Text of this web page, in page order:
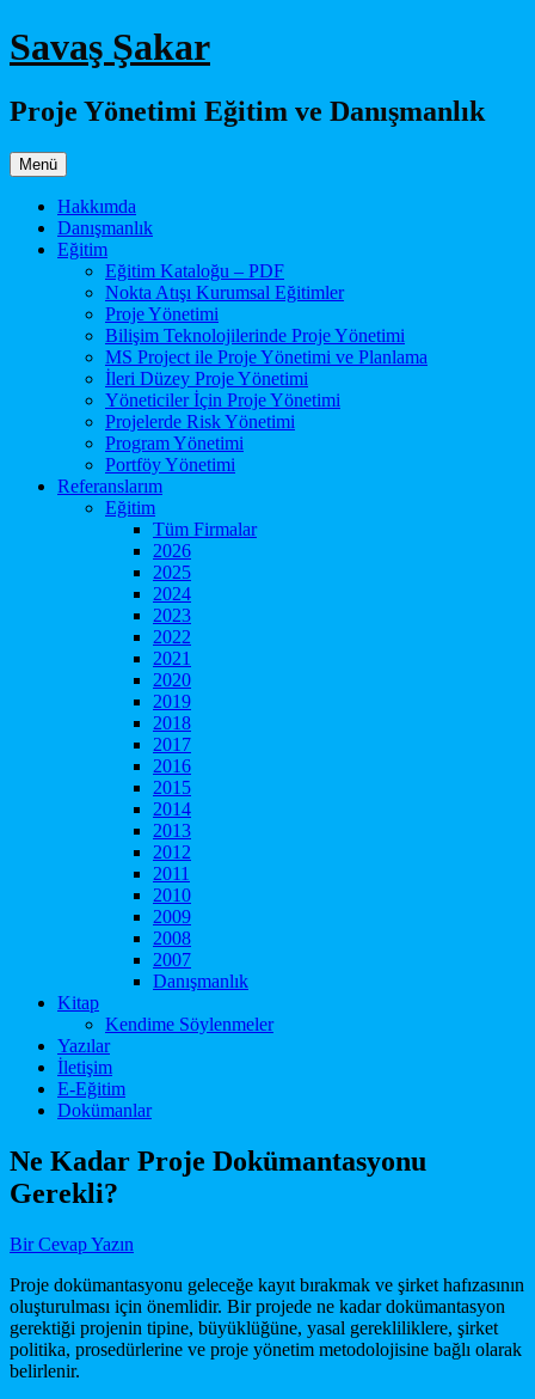
İçeriğe
atla
Savaş Şakar
Proje Yönetimi Eğitim ve Danışmanlık
Menü
Hakkımda
Danışmanlık
Eğitim
Eğitim Kataloğu – PDF
Nokta Atışı Kurumsal Eğitimler
Proje Yönetimi
Bilişim Teknolojilerinde Proje Yönetimi
MS Project ile Proje Yönetimi ve Planlama
İleri Düzey Proje Yönetimi
Yöneticiler İçin Proje Yönetimi
Projelerde Risk Yönetimi
Program Yönetimi
Portföy Yönetimi
Referanslarım
Eğitim
Tüm Firmalar
2026
2025
2024
2023
2022
2021
2020
2019
2018
2017
2016
2015
2014
2013
2012
2011
2010
2009
2008
2007
Danışmanlık
Kitap
Kendime Söylenmeler
Yazılar
İletişim
E-Eğitim
Dokümanlar
Ne Kadar Proje Dokümantasyonu
Gerekli?
Bir Cevap Yazın
Proje dokümantasyonu geleceğe kayıt bırakmak ve şirket hafızasının
oluşturulması için önemlidir. Bir projede ne kadar dokümantasyon
gerektiği projenin tipine, büyüklüğüne, yasal gerekliliklere, şirket
politika, prosedürlerine ve proje yönetim metodolojisine bağlı olarak
belirlenir.